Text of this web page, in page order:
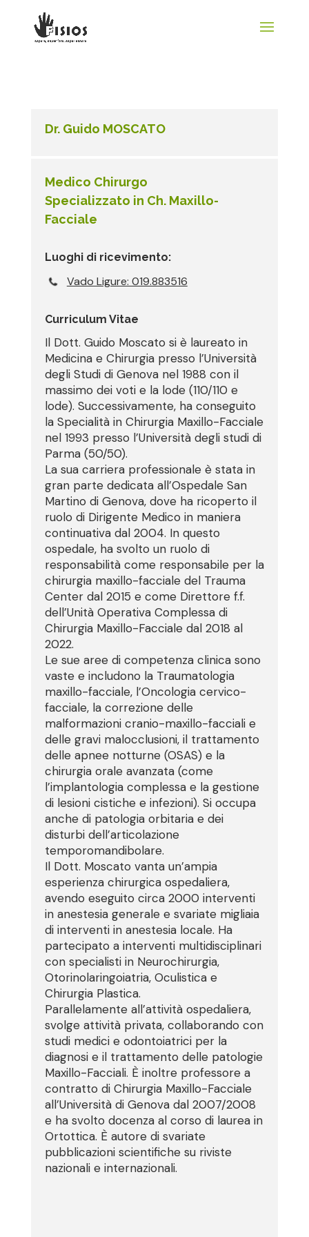
Dr. Guido MOSCATO
Medico Chirurgo
Specializzato in Ch. Maxillo-
Facciale
Luoghi di ricevimento:
Vado Ligure: 019.883516
Curriculum Vitae
Il Dott. Guido Moscato si è laureato in
Medicina e Chirurgia presso l’Università
degli Studi di Genova nel 1988 con il
massimo dei voti e la lode (110/110 e
lode). Successivamente, ha conseguito
la Specialità in Chirurgia Maxillo-Facciale
nel 1993 presso l’Università degli studi di
Parma (50/50).
La sua carriera professionale è stata in
gran parte dedicata all’Ospedale San
Martino di Genova, dove ha ricoperto il
ruolo di Dirigente Medico in maniera
continuativa dal 2004. In questo
ospedale, ha svolto un ruolo di
responsabilità come responsabile per la
chirurgia maxillo-facciale del Trauma
Center dal 2015 e come Direttore f.f.
dell’Unità Operativa Complessa di
Chirurgia Maxillo-Facciale dal 2018 al
2022.
Le sue aree di competenza clinica sono
vaste e includono la Traumatologia
maxillo-facciale, l’Oncologia cervico-
facciale, la correzione delle
malformazioni cranio-maxillo-facciali e
delle gravi malocclusioni, il trattamento
delle apnee notturne (OSAS) e la
chirurgia orale avanzata (come
l’implantologia complessa e la gestione
di lesioni cistiche e infezioni). Si occupa
anche di patologia orbitaria e dei
disturbi dell’articolazione
temporomandibolare.
Il Dott. Moscato vanta un’ampia
esperienza chirurgica ospedaliera,
avendo eseguito circa 2000 interventi
in anestesia generale e svariate migliaia
di interventi in anestesia locale. Ha
partecipato a interventi multidisciplinari
con specialisti in Neurochirurgia,
Otorinolaringoiatria, Oculistica e
Chirurgia Plastica.
Parallelamente all’attività ospedaliera,
svolge attività privata, collaborando con
studi medici e odontoiatrici per la
diagnosi e il trattamento delle patologie
Maxillo-Facciali. È inoltre professore a
contratto di Chirurgia Maxillo-Facciale
all’Università di Genova dal 2007/2008
e ha svolto docenza al corso di laurea in
Ortottica. È autore di svariate
pubblicazioni scientifiche su riviste
nazionali e internazionali.